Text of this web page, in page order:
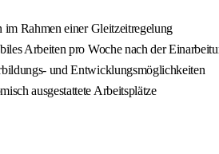
im Rahmen einer Gleitzeitregelung
Arbeiten pro Woche nach der
und Entwicklungsmöglichkeiten
ausgestattete Arbeitsplätze